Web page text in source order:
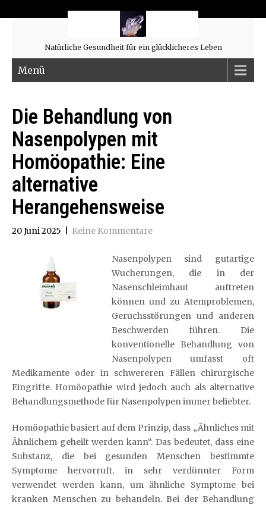
Natürliche Gesundheit für ein glücklicheres Leben
Menü
Die Behandlung von
Nasenpolypen mit
Homöopathie: Eine
alternative
Herangehensweise
20 Juni 2025 Keine Kommentare
Nasenpolypen sind gutartige
Wucherungen, die in der
Nasenschleimhaut auftreten
können und zu Atemproblemen,
Geruchsstörungen und anderen
Beschwerden führen. Die
konventionelle Behandlung von
Nasenpolypen umfasst oft
Medikamente oder in schwereren Fällen chirurgische
Eingriffe. Homöopathie wird jedoch auch als alternative
Behandlungsmethode für Nasenpolypen immer beliebter.
Homöopathie basiert auf dem Prinzip, dass „Ähnliches mit
Ähnlichem geheilt werden kann“. Das bedeutet, dass eine
Substanz, die bei gesunden Menschen bestimmte
Symptome hervorruft, in sehr verdünnter Form
verwendet werden kann, um ähnliche Symptome bei
kranken Menschen zu behandeln. Bei der Behandlung